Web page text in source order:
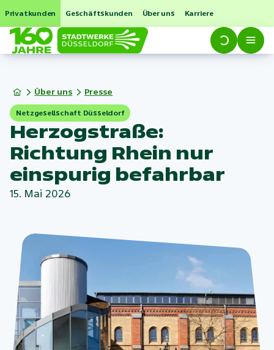
Privatkunden Geschäftskunden Über uns Karriere
Über uns Presse
Netzgesellschaft Düsseldorf
Herzogstraße:
Richtung Rhein nur
einspurig befahrbar
15. Mai 2026